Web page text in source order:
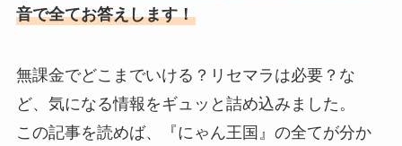
音で全てお答えします！
無課金でどこまでいける？リセマラは必要？な
ど、気になる情報をギュッと詰め込みました。
この記事を読めば、『にゃん王国』の全てが分か